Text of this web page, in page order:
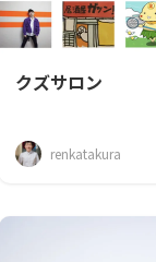
クズサロン
renkatakura